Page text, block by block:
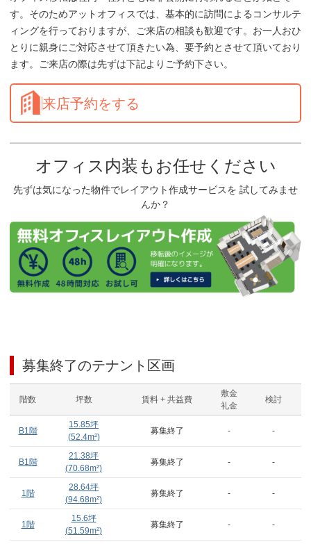
す。そのためアットオフィスでは、基本的に訪問によるコンサルテ
ィングを行っておりますが、ご来店の相談も歓迎です。お一人おひ
とりに親身にご対応させて頂きたい為、要予約とさせて頂いており
ます。ご来店の際は先ずは下記よりご予約下さい。
来店予約をする
オフィス内装もお任せください
先ずは気になった物件でレイアウト作成サービスを 試してみませ
んか？
募集終了のテナント区画
階数 坪数 賃料 + 共益費
敷金
礼金
検討
B1階
15.85坪
(52.4m²)
募集終了 - -
B1階
21.38坪
(70.68m²)
募集終了 - -
1階
28.64坪
(94.68m²)
募集終了 - -
1階
15.6坪
(51.59m²)
募集終了 - -